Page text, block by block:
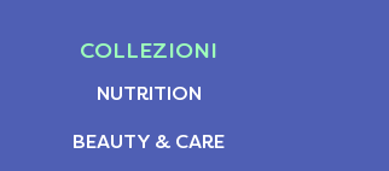
COLLEZIONI
NUTRITION
BEAUTY & CARE